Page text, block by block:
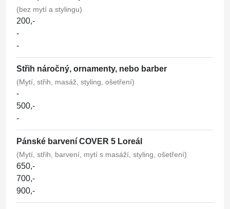
(bez mytí a stylingu)
200,-
-
-
Střih náročný, ornamenty, nebo barber
(Mytí, střih, masáž, styling, ošetření)
-
500,-
-
Pánské barvení COVER 5 Loreál
(Mytí, střih, barvení, mytí s masáží, styling, ošetření)
650,-
700,-
900,-